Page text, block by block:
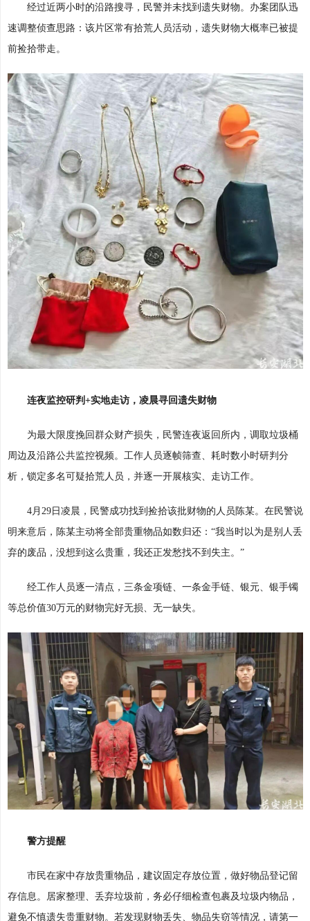
经过近两小时的沿路搜寻，民警并未找到遗失财物。办案团队迅
速调整侦查思路：该片区常有拾荒人员活动，遗失财物大概率已被提
前捡拾带走。
连夜监控研判+实地走访，凌晨寻回遗失财物
为最大限度挽回群众财产损失，民警连夜返回所内，调取垃圾桶
周边及沿路公共监控视频。工作人员逐帧筛查、耗时数小时研判分
析，锁定多名可疑拾荒人员，并逐一开展核实、走访工作。
4月29日凌晨，民警成功找到捡拾该批财物的人员陈某。在民警说
明来意后，陈某主动将全部贵重物品如数归还：“我当时以为是别人丢
弃的废品，没想到这么贵重，我还正发愁找不到失主。”
经工作人员逐一清点，三条金项链、一条金手链、银元、银手镯
等总价值30万元的财物完好无损、无一缺失。
警方提醒
市民在家中存放贵重物品，建议固定存放位置，做好物品登记留
存信息。居家整理、丢弃垃圾前，务必仔细检查包裹及垃圾内物品，
避免不慎遗失贵重财物。若发现财物丢失、物品失窃等情况，请第一